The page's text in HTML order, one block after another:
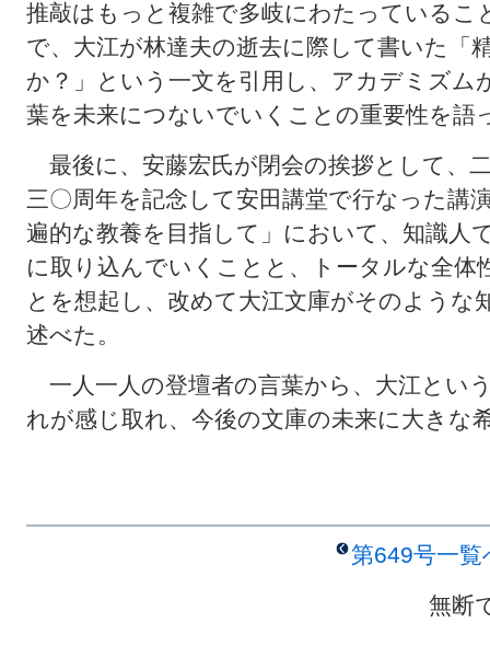
推敲はもっと複雑で多岐にわたっているこ
で、大江が林達夫の逝去に際して書いた「
か？」という一文を引用し、アカデミズム
葉を未来につないでいくことの重要性を語
最後に、安藤宏氏が閉会の挨拶として、
三〇周年を記念して安田講堂で行なった
遍的な教養を目指して」において、知識人
に取り込んでいくことと、トータルな全
とを想起し、改めて大江文庫がそのような
述べた。
一人一人の登壇者の言葉から、大江とい
れが感じ取れ、今後の文庫の未来に大きな
第649号一覧
無断